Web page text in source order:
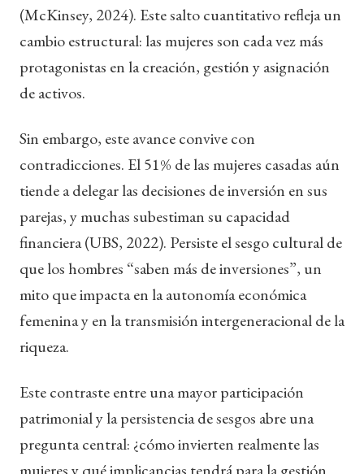
(McKinsey, 2024). Este salto cuantitativo refleja un
cambio estructural: las mujeres son cada vez más
protagonistas en la creación, gestión y asignación
de activos.
Sin embargo, este avance convive con
contradicciones. El 51% de las mujeres casadas aún
tiende a delegar las decisiones de inversión en sus
parejas, y muchas subestiman su capacidad
financiera (UBS, 2022). Persiste el sesgo cultural de
que los hombres “saben más de inversiones”, un
mito que impacta en la autonomía económica
femenina y en la transmisión intergeneracional de la
riqueza.
Este contraste entre una mayor participación
patrimonial y la persistencia de sesgos abre una
pregunta central: ¿cómo invierten realmente las
mujeres y qué implicancias tendrá para la gestión